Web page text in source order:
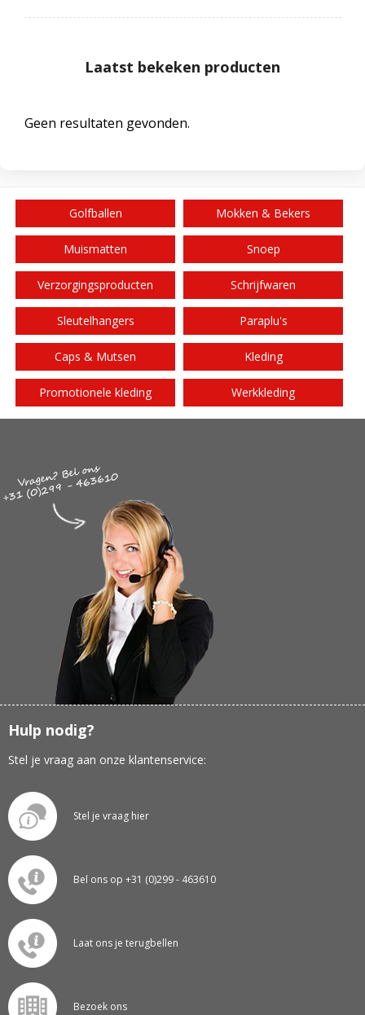
Laatst bekeken producten
Geen resultaten gevonden.
Golfballen Mokken & Bekers
Muismatten Snoep
Verzorgingsproducten Schrijfwaren
Sleutelhangers Paraplu's
Caps & Mutsen Kleding
Promotionele kleding Werkkleding
Hulp nodig?
Stel je vraag aan onze klantenservice:
Stel je vraag hier
Bel ons op +31 (0)299 - 463610
Laat ons je terugbellen
Bezoek ons